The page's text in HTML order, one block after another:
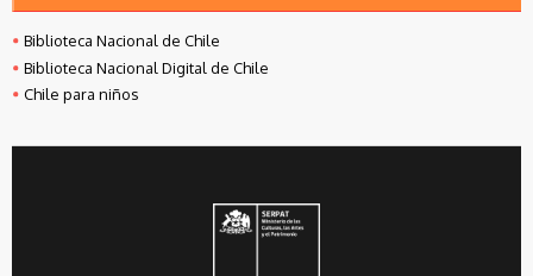
Biblioteca Nacional de Chile
Biblioteca Nacional Digital de Chile
Chile para niños